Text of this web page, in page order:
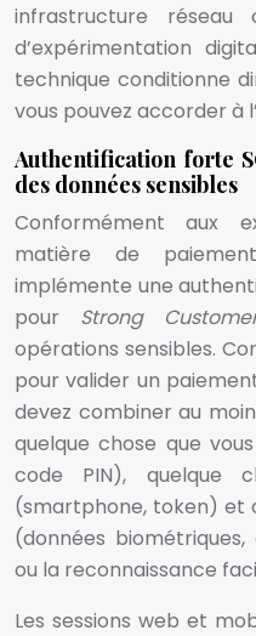
infrastructure
d’expérimentation
technique conditionne
vous pouvez accorder à
Authentification forte
des données sensibles
Conformément aux
matière de
implémente une
pour Strong
opérations sensibles.
pour valider un
devez combiner au
quelque chose que
code PIN), quelque
(smartphone, token) et
(données
ou la reconnaissance
Les sessions web et